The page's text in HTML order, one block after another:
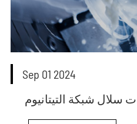
Sep 01 2024
سلال شبكة التيتانيوم